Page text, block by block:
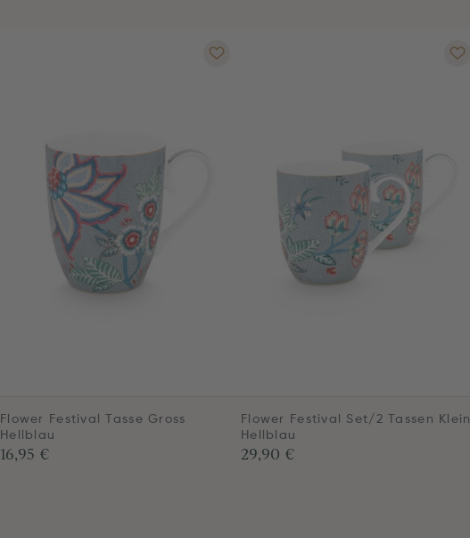
Flower Festival Tasse Gross
Hellblau
16,95 €
Flower Festival Set/2 Tassen Klein
Hellblau
29,90 €